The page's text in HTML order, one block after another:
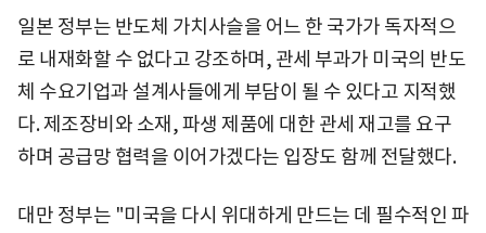
일본 정부는 반도체 가치사슬을 어느 한 국가가 독자적으
로 내재화할 수 없다고 강조하며, 관세 부과가 미국의 반도
체 수요기업과 설계사들에게 부담이 될 수 있다고 지적했
다. 제조장비와 소재, 파생 제품에 대한 관세 재고를 요구
하며 공급망 협력을 이어가겠다는 입장도 함께 전달했다.
대만 정부는 "미국을 다시 위대하게 만드는 데 필수적인 파